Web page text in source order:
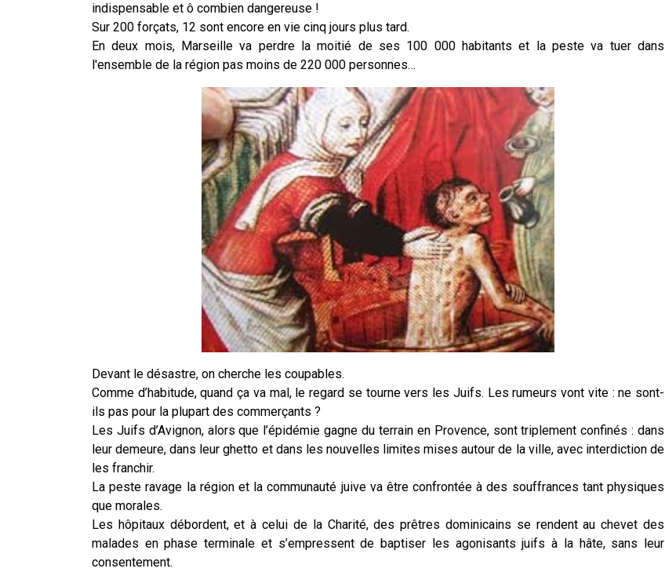
indispensable et ô combien dangereuse !
Sur 200 forçats, 12 sont encore en vie cinq jours plus tard.
En deux mois, Marseille va perdre la moitié de ses 100 000 habitants et la peste va tuer dans
l'ensemble de la région pas moins de 220 000 personnes…
Devant le désastre, on cherche les coupables.
Comme d’habitude, quand ça va mal, le regard se tourne vers les Juifs. Les rumeurs vont vite : ne sont-
ils pas pour la plupart des commerçants ?
Les Juifs d’Avignon, alors que l’épidémie gagne du terrain en Provence, sont triplement confinés : dans
leur demeure, dans leur ghetto et dans les nouvelles limites mises autour de la ville, avec interdiction de
les franchir.
La peste ravage la région et la communauté juive va être confrontée à des souffrances tant physiques
que morales.
Les hôpitaux débordent, et à celui de la Charité, des prêtres dominicains se rendent au chevet des
malades en phase terminale et s’empressent de baptiser les agonisants juifs à la hâte, sans leur
consentement.